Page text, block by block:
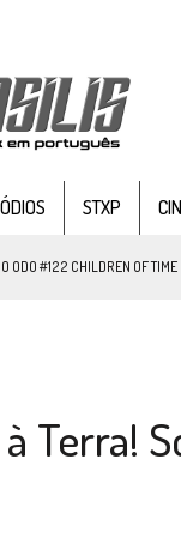
STXP
ODO #122 CHILDREN OF TIME
NOVO VÍDEO DO FILME
NEW WORLDS –
WORLDS ENCARA O FIM DE
Terra!